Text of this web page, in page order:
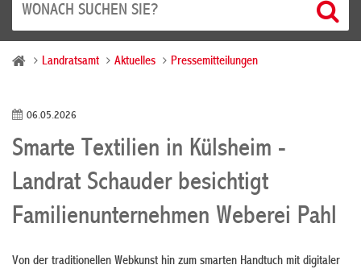
Landratsamt Aktuelles Pressemitteilungen
06.05.2026
Smarte Textilien in Külsheim -
Landrat Schauder besichtigt
Familienunternehmen Weberei Pahl
Von der traditionellen Webkunst hin zum smarten Handtuch mit digitaler